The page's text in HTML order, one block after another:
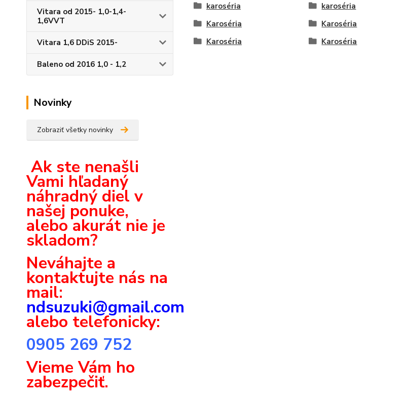
Vitara od 2015- 1,0-1,4-
1,6VVT
Vitara 1,6 DDiS 2015-
Baleno od 2016 1,0 - 1,2
Novinky
Zobraziť všetky novinky
Ak ste nenašli
Vami hľadaný
náhradný diel v
našej ponuke,
alebo akurát nie je
skladom?
Neváhajte a
kontaktujte nás na
mail:
ndsuzuki@gmail.com
alebo telefonicky:
0905 269 752
Vieme Vám ho
zabezpečiť.
karoséria
karoséria
Karoséria
Karoséria
Karoséria
Karoséria